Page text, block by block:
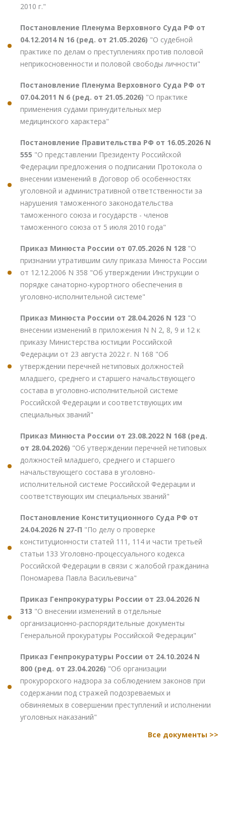
2010 г."
Постановление Пленума Верховного Суда РФ от
04.12.2014 N 16 (ред. от 21.05.2026) "О судебной
практике по делам о преступлениях против половой
неприкосновенности и половой свободы личности"
Постановление Пленума Верховного Суда РФ от
07.04.2011 N 6 (ред. от 21.05.2026) "О практике
применения судами принудительных мер
медицинского характера"
Постановление Правительства РФ от 16.05.2026 N
555 "О представлении Президенту Российской
Федерации предложения о подписании Протокола о
внесении изменений в Договор об особенностях
уголовной и административной ответственности за
нарушения таможенного законодательства
таможенного союза и государств - членов
таможенного союза от 5 июля 2010 года"
Приказ Минюста России от 07.05.2026 N 128 "О
признании утратившим силу приказа Минюста России
от 12.12.2006 N 358 "Об утверждении Инструкции о
порядке санаторно-курортного обеспечения в
уголовно-исполнительной системе"
Приказ Минюста России от 28.04.2026 N 123 "О
внесении изменений в приложения N N 2, 8, 9 и 12 к
приказу Министерства юстиции Российской
Федерации от 23 августа 2022 г. N 168 "Об
утверждении перечней нетиповых должностей
младшего, среднего и старшего начальствующего
состава в уголовно-исполнительной системе
Российской Федерации и соответствующих им
специальных званий"
Приказ Минюста России от 23.08.2022 N 168 (ред.
от 28.04.2026) "Об утверждении перечней нетиповых
должностей младшего, среднего и старшего
начальствующего состава в уголовно-
исполнительной системе Российской Федерации и
соответствующих им специальных званий"
Постановление Конституционного Суда РФ от
24.04.2026 N 27-П "По делу о проверке
конституционности статей 111, 114 и части третьей
статьи 133 Уголовно-процессуального кодекса
Российской Федерации в связи с жалобой гражданина
Пономарева Павла Васильевича"
Приказ Генпрокуратуры России от 23.04.2026 N
313 "О внесении изменений в отдельные
организационно-распорядительные документы
Генеральной прокуратуры Российской Федерации"
Приказ Генпрокуратуры России от 24.10.2024 N
800 (ред. от 23.04.2026) "Об организации
прокурорского надзора за соблюдением законов при
содержании под стражей подозреваемых и
обвиняемых в совершении преступлений и исполнении
уголовных наказаний"
Все документы >>